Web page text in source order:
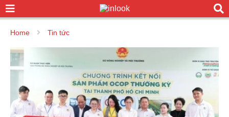
Home Tin tức